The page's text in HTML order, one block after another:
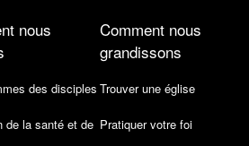
nous
des disciples
de la santé et de
Comment nous
grandissons
Trouver une église
Pratiquer votre foi